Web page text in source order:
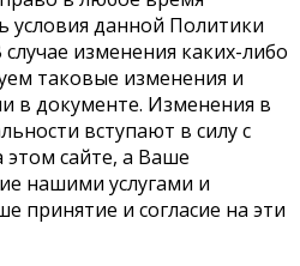
условия данной Политики
изменения каких-либо
таковые изменения и
в документе. Изменения в
вступают в силу с
сайте, а Ваше
нашими услугами и
принятие и согласие на эти